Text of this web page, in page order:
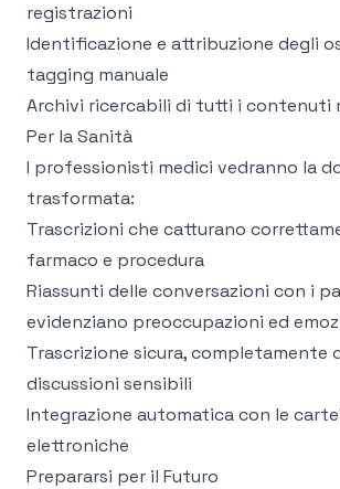
registrazioni
Identificazione e attribuzione degli
tagging manuale
Archivi ricercabili di tutti i contenuti
Per la Sanità
I professionisti medici vedranno la
trasformata:
Trascrizioni che catturano
farmaco e procedura
Riassunti delle conversazioni con i
evidenziano preoccupazioni ed
Trascrizione sicura, completamente
discussioni sensibili
Integrazione automatica con le
elettroniche
Prepararsi per il Futuro